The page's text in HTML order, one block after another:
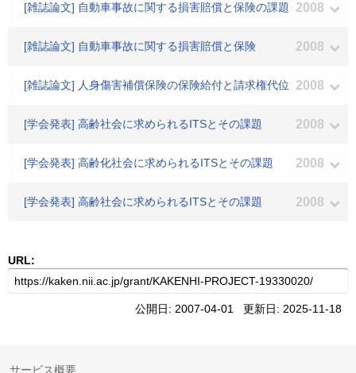
[雑誌論文] 自動車事故に関する損害賠償と保険の課題 2008
[雑誌論文] 自動車事故に関する損害賠償と保険 2008
[雑誌論文] 人身傷害補償保険の保険給付と請求権代位 2008
[学会発表] 高齢社会に求められるITSとその課題 2008
[学会発表] 高齢化社会に求められるITSとその課題 2008
[学会発表] 高齢社会に求められるITSとその課題 2008
URL:
公開日: 2007-04-01 更新日: 2025-11-18
サービス概要